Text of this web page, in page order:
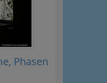
Phasen